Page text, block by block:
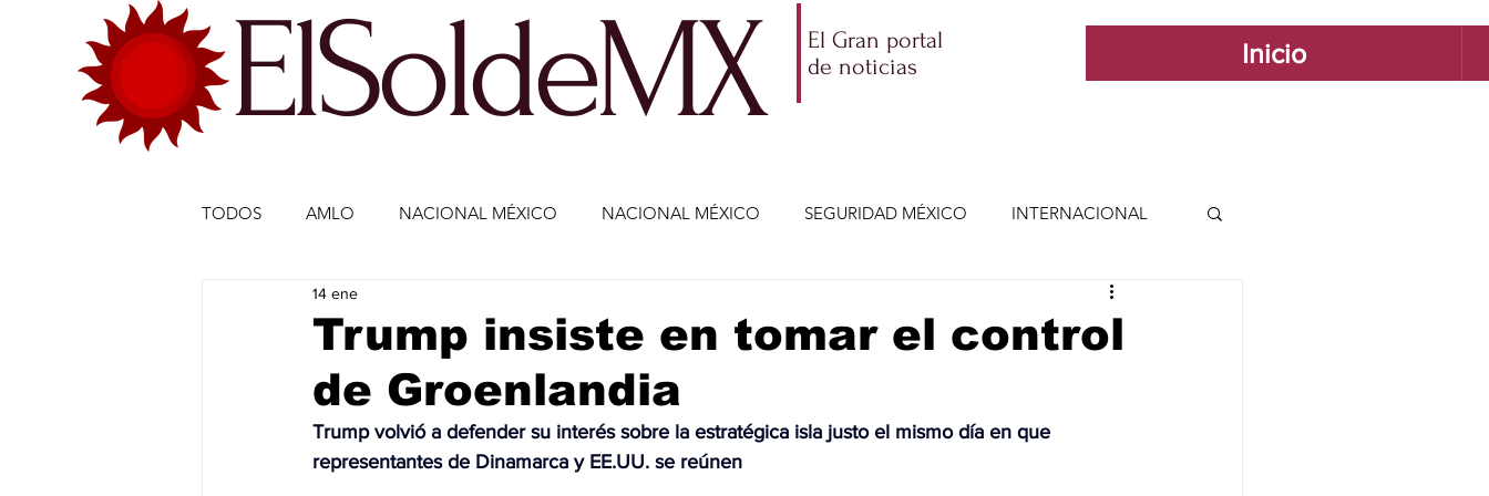
ElSoldeMX
El Gran portal
de noticias
Inicio
TODOS AMLO NACIONAL MÉXICO NACIONAL MÉXICO SEGURIDAD MÉXICO INTERNACIONAL
ECONOMÍA MÉXICO ECONOMÍA INTERNACIONAL
DEPORTES DEPORTES CIENCIA Y TECNOLOGÍA
ESTADOS-POLÍTICA ENTRETENIMIENTO
Trump insiste en tomar el control
de Groenlandia
14 ene
Trump volvió a defender su interés sobre la estratégica isla justo el mismo día en que
representantes de Dinamarca y EE.UU. se reúnen